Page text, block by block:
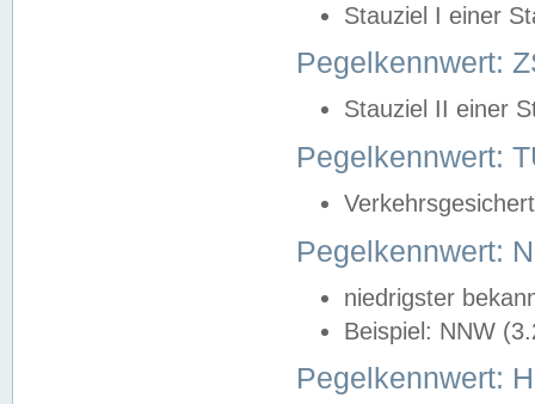
Stauziel I einer
Pegelkennwert:
Stauziel II einer
Pegelkennwert:
Pegelkennwert:
niedrigster
Beispiel: NNW
Pegelkennwert: